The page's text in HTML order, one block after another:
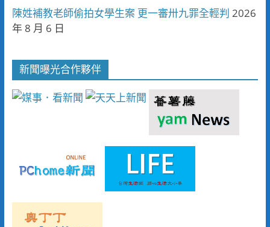
陳姓補教老師偷拍女學生案 更一審卅九罪全輕判 2026
年 8 月 6 日
新聞曝光合作夥伴